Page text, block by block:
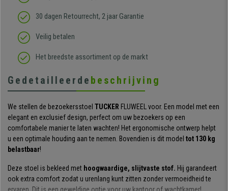
30 dagen Retourrecht, 2 jaar Garantie
Veilig betalen
Het breedste assortiment op de markt
Gedetailleerde beschrijving
We stellen de bezoekersstoel TUCKER FLUWEEL voor. Een model met een
elegant en exclusief design, perfect om uw bezoekers op een
comfortabele manier te laten wachten! Het ergonomische ontwerp helpt
u een optimale houding aan te nemen. Bovendien is dit model tot 130 kg
belastbaar!
Deze stoel is bekleed met hoogwaardige, slijtvaste stof. Hij garandeert
ook extra comfort zodat u urenlang kunt zitten zonder vermoeidheid te